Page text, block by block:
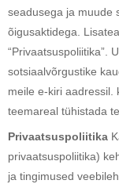
seadusega ja muude
õigusaktidega.
“Privaatsuspoliitika”.
sotsiaalvõrgustike
meile e-kiri aadressil.
teemareal tühistada
Privaatsuspoliitika
privaatsuspoliitika)
ja tingimused